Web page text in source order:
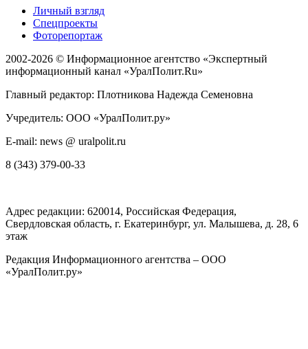
Личный взгляд
Спецпроекты
Фоторепортаж
2002-2026 © Информационное агентство «Экспертный
информационный канал «УралПолит.Ru»
Главный редактор: Плотникова Надежда Семеновна
Учредитель: ООО «УралПолит.ру»
E-mail: news @ uralpolit.ru
8 (343) 379-00-33
Адрес редакции: 620014, Российская Федерация,
Свердловская область, г. Екатеринбург, ул. Малышева, д. 28, 6
этаж
Редакция Информационного агентства – ООО
«УралПолит.ру»